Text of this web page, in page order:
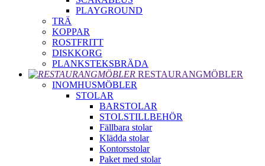
PLAYGROUND
TRÄ
KOPPAR
ROSTFRITT
DISKKORG
PLANKSTEKSBRÄDA
RESTAURANGMÖBLER
INOMHUSMÖBLER
STOLAR
BARSTOLAR
STOLSTILLBEHÖR
Fällbara stolar
Klädda stolar
Kontorsstolar
Paket med stolar